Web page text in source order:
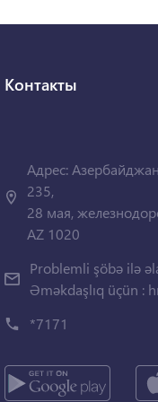
Контакты
Адрес:
235,
28 мая,
AZ 1020
Problemli şöbə ilə
Əməkdaşlıq üçün :
*7171